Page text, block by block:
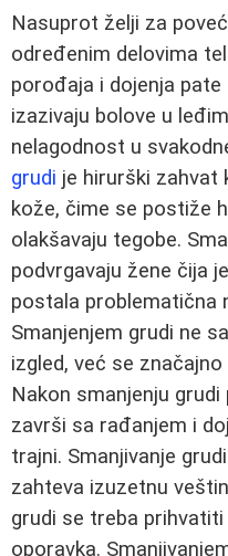
Nasuprot želji za
određenim delovima
porođaja i dojenja pate
izazivaju bolove u
nelagodnost u
grudi je hirurški zahvat
kože, čime se postiže
olakšavaju tegobe.
podvrgavaju žene čija
postala problematična
Smanjenjem grudi ne
izgled, već se
Nakon smanjenju
završi sa rađanjem i
trajni. Smanjivanje
zahteva izuzetnu
grudi se treba
oporavka.